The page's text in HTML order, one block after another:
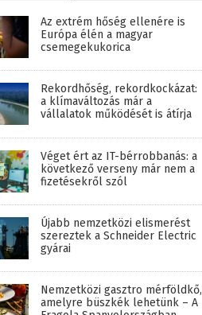
Az extrém hőség ellenére is
Európa élén a magyar
csemegekukorica
Rekordhőség, rekordkockázat:
a klímaváltozás már a
vállalatok működését is átírja
Véget ért az IT-bérrobbanás: a
következő verseny már nem a
fizetésekről szól
Újabb nemzetközi elismerést
szereztek a Schneider Electric
gyárai
Nemzetközi gasztro mérföldkő,
amelyre büszkék lehetünk – A